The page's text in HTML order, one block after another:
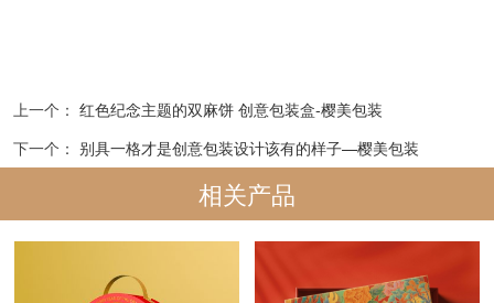
上一个： 红色纪念主题的双麻饼 创意包装盒-樱美包装
下一个： 别具一格才是创意包装设计该有的样子—樱美包装
相关产品